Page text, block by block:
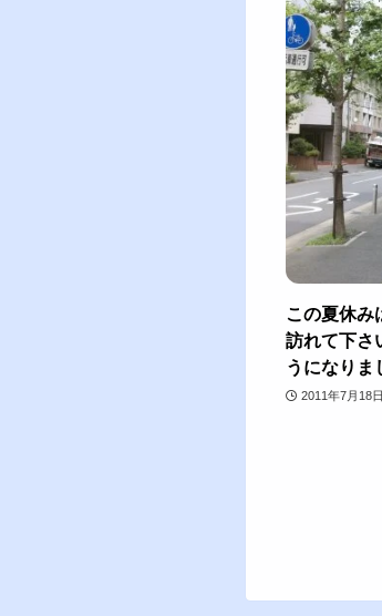
この夏休み
訪れて下さ
うになりま
2011年7月18日